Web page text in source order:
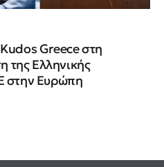
Greece στη
Ελληνικής
στην Ευρώπη